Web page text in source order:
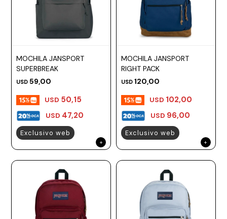
MOCHILA JANSPORT
SUPERBREAK
USD 59,00
USD 47,20
USD 50,15
Exclusivo web
MOCHILA JANSPORT
RIGHT PACK
USD 120,00
USD 96,00
USD 102,00
Exclusivo web